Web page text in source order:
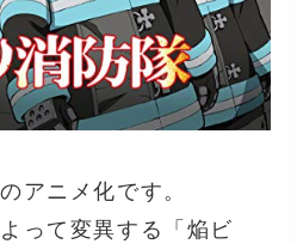
アニメ化です。
って変異する「焔ビ